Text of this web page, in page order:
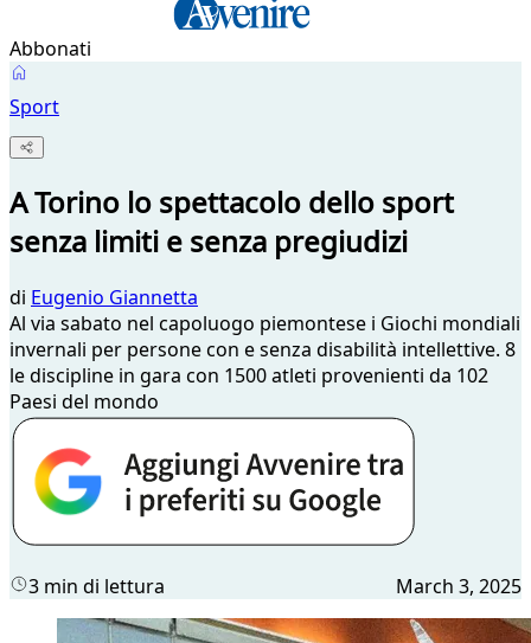
Abbonati
Sport
A Torino lo spettacolo dello sport
senza limiti e senza pregiudizi
di Eugenio Giannetta
Al via sabato nel capoluogo piemontese i Giochi mondiali
invernali per persone con e senza disabilità intellettive. 8
le discipline in gara con 1500 atleti provenienti da 102
Paesi del mondo
3 min di lettura March 3, 2025